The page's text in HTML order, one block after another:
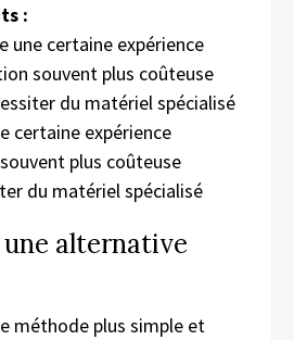
:
une certaine expérience
souvent plus coûteuse
du matériel spécialisé
certaine expérience
plus coûteuse
du matériel spécialisé
une alternative
méthode plus simple et